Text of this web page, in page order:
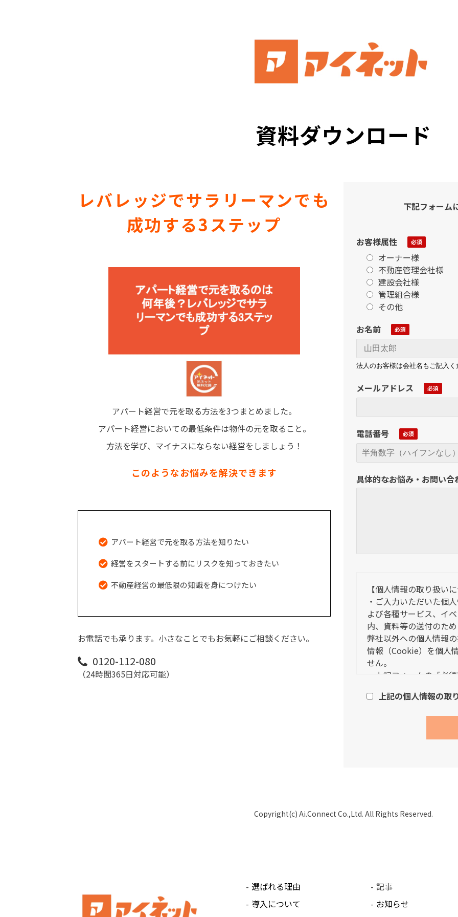
資料ダウンロード
レバレッジでサラリーマンでも
成功する3ステップ
アパート経営で元を取る方法を3つまとめました。
アパート経営においての最低条件は物件の元を取ること。
方法を学び、マイナスにならない経営をしましょう！
このようなお悩みを解決できます
アパート経営で元を取る方法を知りたい
経営をスタートする前にリスクを知っておきたい
不動産経営の最低限の知識を身につけたい
お電話でも承ります。小さなことでもお気軽にご相談ください。
0120-112-080
（24時間365日対応可能）
下記フォーム
お客様属性
オーナー様
不動産管理会社様
建設会社様
管理組合様
その他
お名前
法人のお客様は会社名もご記入く
メールアドレス
電話番号
具体的なお悩み・お問い
【個人情報の取り扱い
・ご入力いただいた個
よび各種サービス、イ
内、資料等の送付のた
弊社以外への個人情報
情報（Cookie）を個人
せん。
・上記フォームの「必
・弊社が取得した個人
株式会社Ai.Connect
住 所：320-0861 栃木
上記の個人情報の取
Copyright(c) Ai.Connect Co.,Ltd. All Rights Reserved.
選ばれる理由
導入について
記事
お知らせ